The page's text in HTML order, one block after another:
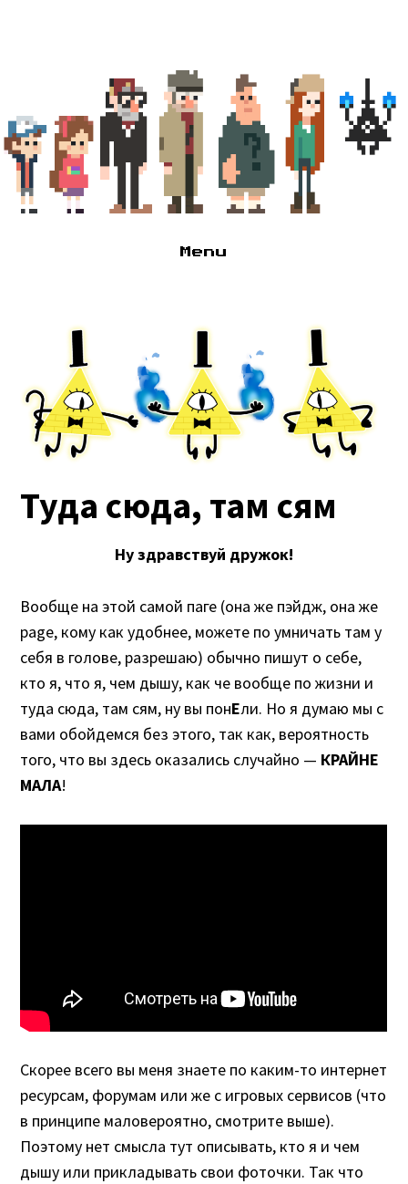
Menu
Туда сюда, там сям
Архивчик
Псссс парень
Туда сюда, там сям
Ну здравствуй дружок!
Вообще на этой самой паге (она же пэйдж, она же
page, кому как удобнее, можете по умничать там у
себя в голове, разрешаю) обычно пишут о себе,
кто я, что я, чем дышу, как че вообще по жизни и
туда сюда, там сям, ну вы понЕли. Но я думаю мы с
вами обойдемся без этого, так как, вероятность
того, что вы здесь оказались случайно — КРАЙНЕ
МАЛА!
Скорее всего вы меня знаете по каким-то интернет
ресурсам, форумам или же с игровых сервисов (что
в принципе маловероятно, смотрите выше).
Поэтому нет смысла тут описывать, кто я и чем
дышу или прикладывать свои фоточки. Так что